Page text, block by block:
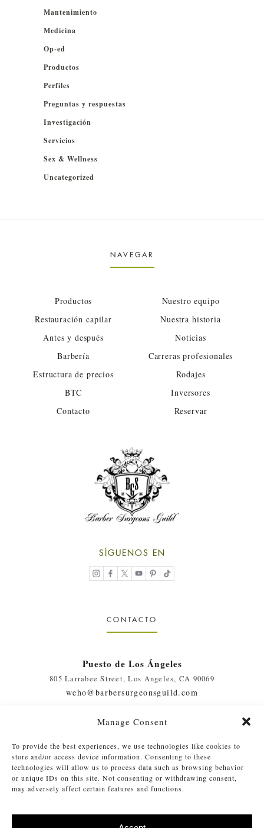
Manage Consent
To provide the best experiences, we use technologies like cookies to
store and/or access device information. Consenting to these
technologies will allow us to process data such as browsing behavior
or unique IDs on this site. Not consenting or withdrawing consent,
may adversely affect certain features and functions.
Mantenimiento
Medicina
Op-ed
Productos
Perfiles
Preguntas y respuestas
Investigación
Servicios
Sex & Wellness
Uncategorized
NAVEGAR
Productos
Restauración capilar
Antes y después
Barbería
Estructura de precios
BTC
Contacto
Nuestro equipo
Nuestra historia
Noticias
Carreras profesionales
Rodajes
Inversores
Reservar
SÍGUENOS EN
CONTACTO
Puesto de Los Ángeles
805 Larrabee Street, Los Angeles, CA 90069
weho@barbersurgeonsguild.com
410 Evernia St., #111, West Palm Beach, FL 33401
soflo@barbersurgeonsguild.com
(561) 448-4772